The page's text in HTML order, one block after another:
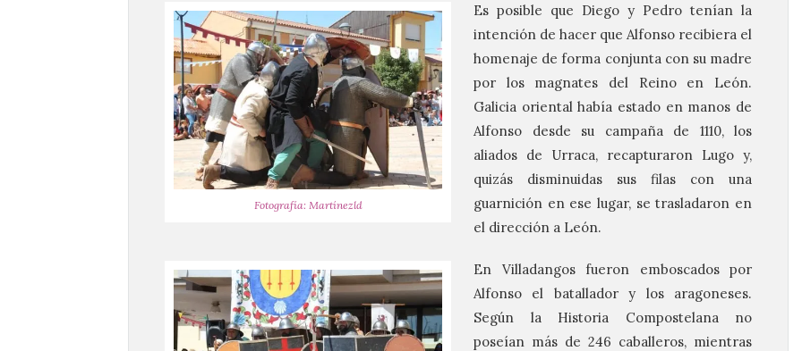
Fotografía: Martínezld
Es posible que Diego y Pedro tenían la
intención de hacer que Alfonso recibiera el
homenaje de forma conjunta con su madre
por los magnates del Reino en León.
Galicia oriental había estado en manos de
Alfonso desde su campaña de 1110, los
aliados de Urraca, recapturaron Lugo y,
quizás disminuidas sus filas con una
guarnición en ese lugar, se trasladaron en
el dirección a León.
En Villadangos fueron emboscados por
Alfonso el batallador y los aragoneses.
Según la Historia Compostelana no
poseían más de 246 caballeros, mientras